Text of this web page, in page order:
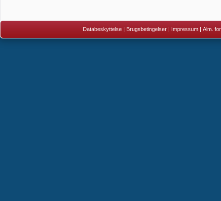
Databeskyttelse | Brugsbetingelser | Impressum | Alm.